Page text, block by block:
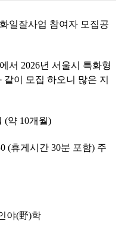
일잘사업 참여자 모집공
서 2026년 서울시 특화형
이 모집 하오니 많은 지
(약 10개월)
(휴게시간 30분 포함) 주
야(野)학